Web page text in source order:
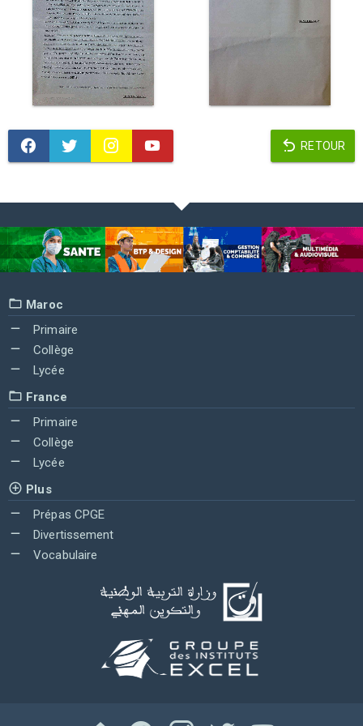
RETOUR
Maroc
Primaire
Collège
Lycée
France
Primaire
Collège
Lycée
Plus
Prépas CPGE
Divertissement
Vocabulaire